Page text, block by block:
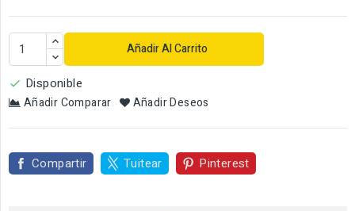
Añadir Al Carrito
 Disponible
Añadir Comparar Añadir Deseos
Compartir Tuitear Pinterest